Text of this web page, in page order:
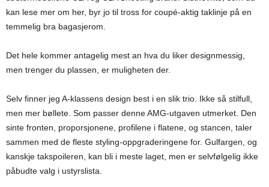
kan lese mer om her, byr jo til tross for coupé-aktig taklinje på en
temmelig bra bagasjerom.
Det hele kommer antagelig mest an hva du liker designmessig,
men trenger du plassen, er muligheten der.
Selv finner jeg A-klassens design best i en slik trio. Ikke så stilfull,
men mer bøllete. Som passer denne AMG-utgaven utmerket. Den
sinte fronten, proporsjonene, profilene i flatene, og stancen, taler
sammen med de fleste styling-oppgraderingene for. Gulfargen, og
kanskje takspoileren, kan bli i meste laget, men er selvfølgelig ikke
påbudte valg i ustyrslista.